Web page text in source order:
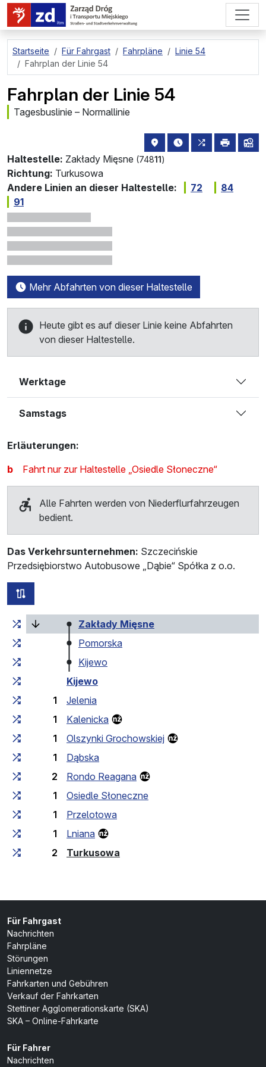
zum Hauptinhalt springen
Startseite Für Fahrgast Fahrpläne
Linie 54
Fahrplan der Linie 54
Fahrplan der Linie 54
Tagesbuslinie – Normallinie
Haltestelle: Zakłady Mięsne (74811)
Haltestellenstandort auf
die nächsten
alle Linien,
drucken
Richtung: Turkusowa
Andere Linien an dieser Haltestelle:
72
84
91
Mehr Abfahrten von dieser Haltestelle
Heute gibt es auf dieser Linie keine Abfahrten
von dieser Haltestelle.
Werktage
Samstags
Erläuterungen:
b
Fahrt nur zur Haltestelle „Osiedle Słoneczne“
Alle Fahrten werden von Niederflurfahrzeugen
bedient.
Das Verkehrsunternehmen: Szczecińskie
Przedsiębiorstwo Autobusowe „Dąbie“ Spółka z o.o.
Fahrtzeit zunehmend Fahrtzeit zwischen den
Zakłady Mięsne(laufende Haltestelle)
Pomorska
Kijewo
Kijewo
1
Jelenia
1
Kalenicka
1
Olszynki Grochowskiej
1
Dąbska
2
Rondo Reagana
1
Osiedle Słoneczne
1
Przelotowa
1
Lniana
2
Turkusowa
Für Fahrgast
Nachrichten
Fahrpläne
Störungen
Liniennetze
Fahrkarten und Gebühren
Verkauf der Fahrkarten
Stettiner Agglomerationskarte (SKA)
SKA – Online-Fahrkarte
Für Fahrer
Nachrichten